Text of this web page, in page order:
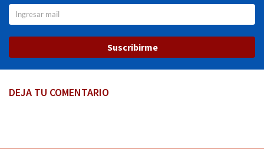
Suscribirme
DEJA TU COMENTARIO